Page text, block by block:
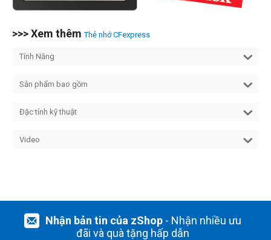
>>> Xem thêmThẻ nhớ CFexpress
Tính Năng
Sản phẩm bao gồm
Đặc tính kỹ thuật
Video
Nhận bản tin của zShop- Nhận nhiều ưu
đãi và quà tặng hấp dẫn